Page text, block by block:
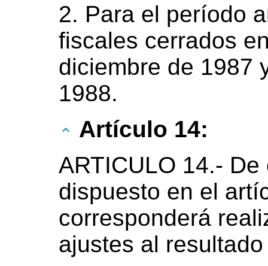
2. Para el período
fiscales cerrados
diciembre de 1987
1988.
Artículo 14:
ARTICULO 14.-
dispuesto en el
corresponderá
ajustes al